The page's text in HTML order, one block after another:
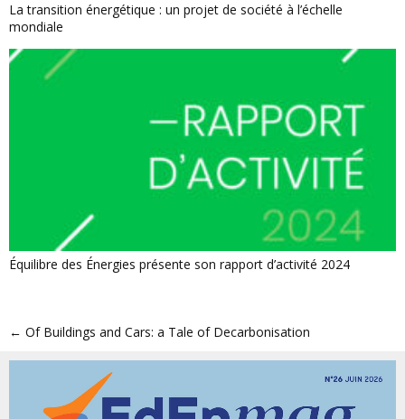
La transition énergétique : un projet de société à l’échelle
mondiale
Équilibre des Énergies présente son rapport d’activité 2024
← Of Buildings and Cars: a Tale of Decarbonisation